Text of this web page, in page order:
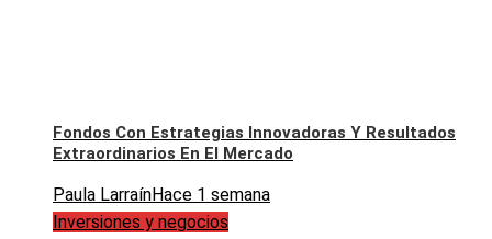
Fondos Con Estrategias Innovadoras Y Resultados
Extraordinarios En El Mercado
Paula LarraínHace 1 semana
Inversiones y negocios